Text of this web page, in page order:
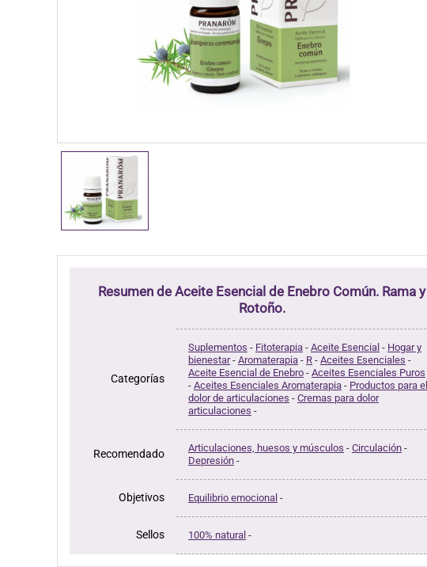
Resumen de Aceite Esencial de Enebro Común. Rama y
Rotoño.
Categorías
Suplementos - Fitoterapia - Aceite Esencial - Hogar y
bienestar- Aromaterapia - R - Aceites Esenciales -
Aceite Esencial de Enebro - Aceites Esenciales Puros
- Aceites Esenciales Aromaterapia - Productos para el
dolor de articulaciones - Cremas para dolor
articulaciones -
Recomendado Articulaciones, huesos y músculos - Circulación -
Depresión -
Objetivos Equilibrio emocional -
Sellos 100% natural -